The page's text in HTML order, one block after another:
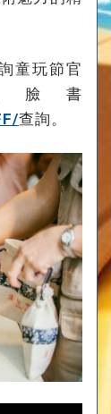
童玩節官
臉書
查詢。